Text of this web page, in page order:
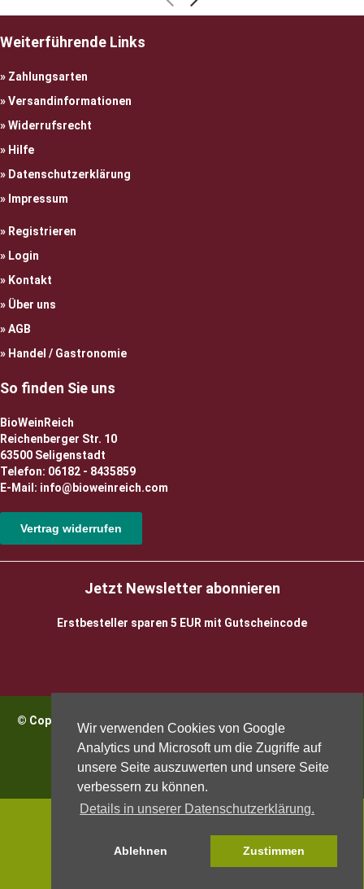
Wir verwenden Cookies von Google
Analytics und Microsoft um die Zugriffe auf
unsere Seite auszuwerten und unsere Seite
verbessern zu können.
Details in unserer Datenschutzerklärung.
Ablehnen Zustimmen
Weiterführende Links
Zahlungsarten
Versandinformationen
Widerrufsrecht
Hilfe
Datenschutzerklärung
Impressum
Registrieren
Login
Kontakt
Über uns
AGB
Handel / Gastronomie
So finden Sie uns
BioWeinReich
Reichenberger Str. 10
63500 Seligenstadt
Telefon: 06182 - 8435859
E-Mail: info@bioweinreich.com
Vertrag widerrufen
Jetzt Newsletter abonnieren
Erstbesteller sparen 5 EUR mit Gutscheincode
© Copyright 2026 BioWeinReich. Alle Rechte vorbehalten |
Impressum